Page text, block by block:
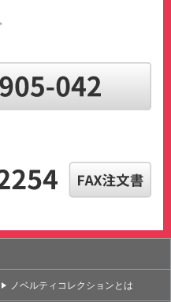
ノベルティコレクションとは